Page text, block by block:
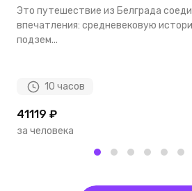
Это путешествие из Белграда
впечатления: средневековую
подзем...
10 часов
41119 ₽
за человека